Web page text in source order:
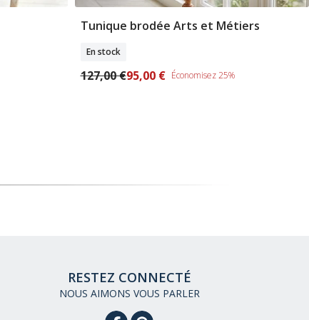
Sélectionner Tailles
Tunique brodée Arts et Métiers
En stock
127,00 €95,00 € Économisez 25%
RESTEZ CONNECTÉ
NOUS AIMONS VOUS PARLER